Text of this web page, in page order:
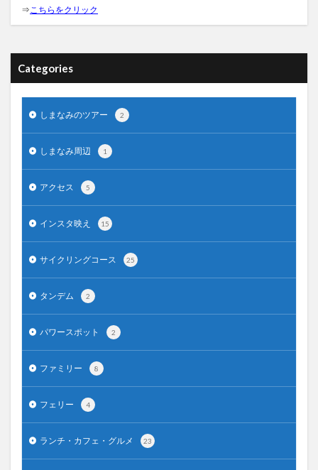
⇒こちらをクリック
Categories
しまなみのツアー 2
しまなみ周辺 1
アクセス 5
インスタ映え 15
サイクリングコース 25
タンデム 2
パワースポット 2
ファミリー 8
フェリー 4
ランチ・カフェ・グルメ 23